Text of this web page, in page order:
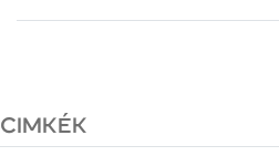
CIMKÉK